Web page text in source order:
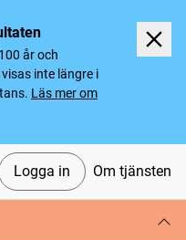
år och
inte längre i
Läs mer om
Logga in Om tjänsten